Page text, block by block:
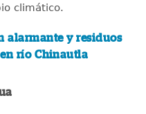
climático.
alarmante y residuos
río Chinautla